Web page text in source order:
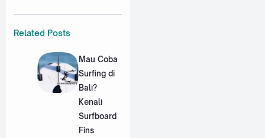
Related Posts
Mau Coba
Surfing di
Bali?
Kenali
Surfboard
Fins